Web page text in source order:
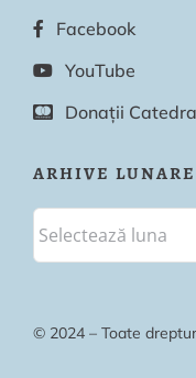
Facebook
YouTube
Donații
ARHIVE LUNARE
© 2024 – Toate